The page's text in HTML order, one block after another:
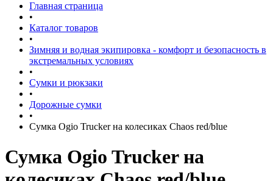
Главная страница
•
Каталог товаров
•
Зимняя и водная экипировка - комфорт и безопасность в
экстремальных условиях
•
Сумки и рюкзаки
•
Дорожные сумки
•
Сумка Ogio Trucker на колесиках Chaos red/blue
Сумка Ogio Trucker на